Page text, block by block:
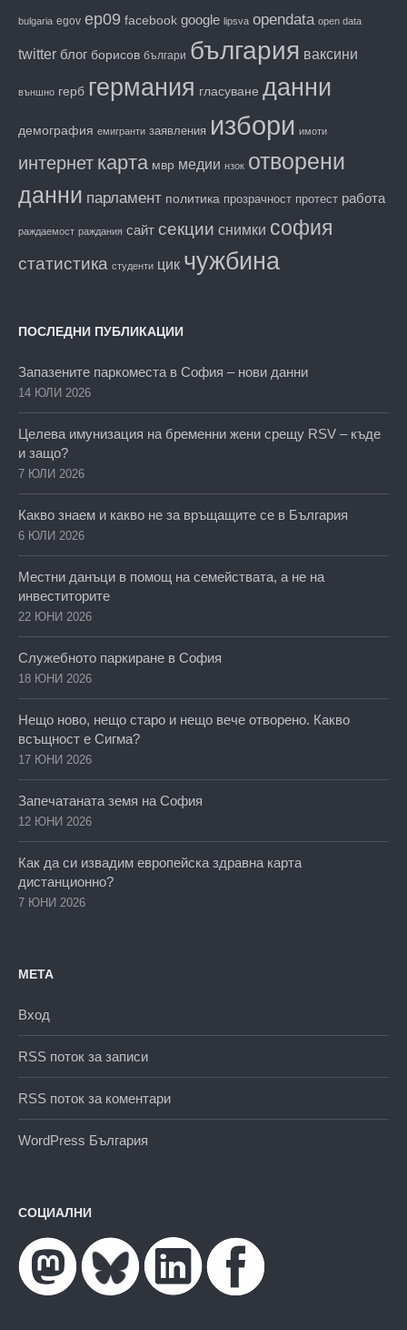
bulgaria egov ep09 facebook google lipsva opendata open data
twitter блог борисов българи българия ваксини
външно герб германия гласуване данни
демография емигранти заявления избори имоти
интернет карта мвр медии нзок отворени
данни парламент политика прозрачност протест работа
раждаемост раждания сайт секции снимки софия
статистика студенти цик чужбина
ПОСЛЕДНИ ПУБЛИКАЦИИ
Запазените паркоместа в София – нови данни
14 ЮЛИ 2026
Целева имунизация на бременни жени срещу RSV – къде
и защо?
7 ЮЛИ 2026
Какво знаем и какво не за връщащите се в България
6 ЮЛИ 2026
Местни данъци в помощ на семействата, а не на
инвеститорите
22 ЮНИ 2026
Служебното паркиране в София
18 ЮНИ 2026
Нещо ново, нещо старо и нещо вече отворено. Какво
всъщност е Сигма?
17 ЮНИ 2026
Запечатаната земя на София
12 ЮНИ 2026
Как да си извадим европейска здравна карта
дистанционно?
7 ЮНИ 2026
МЕТА
Вход
RSS поток за записи
RSS поток за коментари
WordPress България
СОЦИАЛНИ